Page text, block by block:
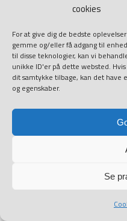
cookies
For at give dig de bedste
gemme og/eller få adgang til
til disse teknologier, kan vi
unikke ID'er på dette websted.
dit samtykke tilbage, kan det have
og egenskaber.
Se